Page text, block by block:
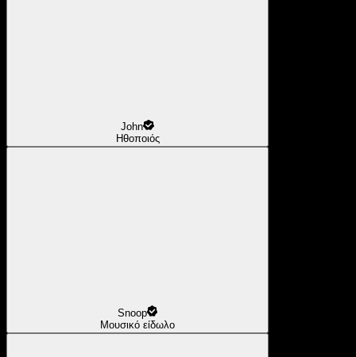
John
Ηθοποιός
Snoop
Μουσικό είδωλο